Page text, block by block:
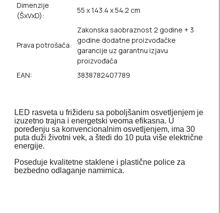
Dimenzije
(ŠxVxD):
55 x 143.4 x 54.2 cm
Prava potrošača:
Zakonska saobraznost 2 godine + 3
godine dodatne proizvođačke
garancije uz garantnu izjavu
proizvođača
EAN:
3838782407789
LED rasveta u frižideru sa poboljšanim osvetljenjem je
izuzetno trajna i energetski veoma efikasna. U
poređenju sa konvencionalnim osvetljenjem, ima 30
puta duži životni vek, a štedi do 10 puta više električne
energije.
Poseduje kvalitetne staklene i plastične police za
bezbedno odlaganje namirnica.